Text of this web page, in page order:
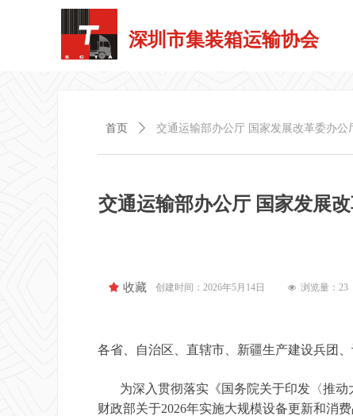
深圳市集装箱运输协会
交通运输部办公厅 国家发展
各省、自治区、直辖市、新疆生产建设兵团
为深入贯彻落实《国务院关于印发〈推动
财政部关于2026年实施大规模设备更新和消
首页 ꄲ 交通运输部办公厅 国家发展改革委办
끄 收藏 넶 浏览量： 23
创建时间： 2026年5月14日